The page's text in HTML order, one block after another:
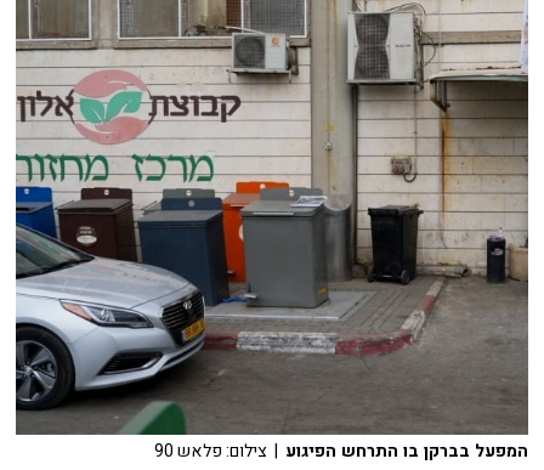
המפעל בברקן בו התרחש הפיגוע | צילום: פלאש 90